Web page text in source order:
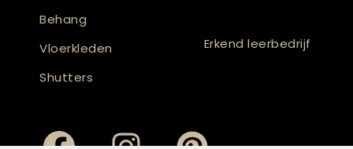
Behang
Vloerkleden
Shutters
Erkend leerbedrijf